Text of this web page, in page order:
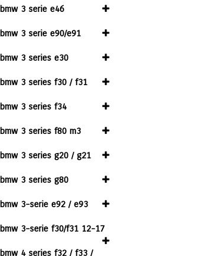
bmw 3 serie e46
bmw 3 serie e90/e91
bmw 3 series e30
bmw 3 series f30 / f31
bmw 3 series f34
bmw 3 series f80 m3
bmw 3 series g20 / g21
bmw 3 series g80
bmw 3-serie e92 / e93
bmw 3-serie f30/f31 12-17
bmw 4 series f32 / f33 /